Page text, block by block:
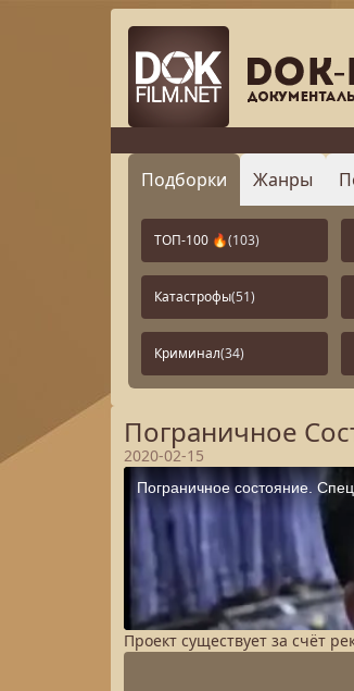
Подборки Жанры
ТОП-100 🔥(103)
Катастрофы(51)
Криминал(34)
Пограничное
2020-02-15
Проект существует за счёт